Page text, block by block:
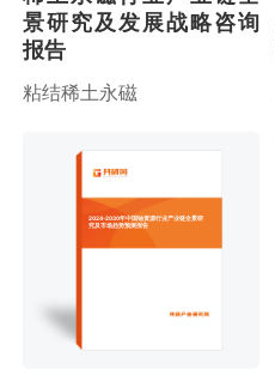
景研究及发展战略咨询
报告
粘结稀土永磁
2024-2030年中国铀资源行业产业链全景研
究及市场趋势预测报告